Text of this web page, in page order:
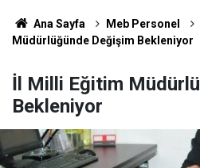
Ana Sayfa Meb Personel
Müdürlüğünde Değişim Bekleniyor
İl Milli Eğitim
Bekleniyor